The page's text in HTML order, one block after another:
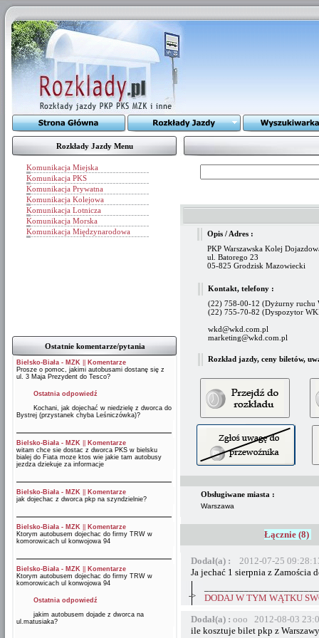
Rozkłady Jazdy Menu
Komunikacja Miejska
Komunikacja PKS
Komunikacja Prywatna
Komunikacja Kolejowa
Komunikacja Lotnicza
Komunikacja Morska
Komunikacja Międzynarodowa
Ostatnie komentarze/pytania
Bielsko-Biała - MZK
Komentarze
Prosze o pomoc, jakimi autobusami dostanę się z
ul. 3 Maja Prezydent do Tesco?
Ostatnia odpowiedź
Kochani, jak dojechać w niedzielę z dworca do
Bystrej (przystanek chyba Leśniczówka)?
Bielsko-Biała - MZK
Komentarze
witam chce sie dostac z dworca PKS w bielsku
bialej do Fiata moze ktos wie jakie tam autobusy
jezdza dziekuje za informacje
Bielsko-Biała - MZK
Komentarze
jak dojechac z dworca pkp na szyndzielnie?
Bielsko-Biała - MZK
Komentarze
Ktorym autobusem dojechac do firmy TRW w
komorowicach ul konwojowa 94
Bielsko-Biała - MZK
Komentarze
Ktorym autobusem dojechac do firmy TRW w
komorowicach ul konwojowa 94
Ostatnia odpowiedź
jakim autobusem dojade z dworca na
ul.matusiaka?
Opis / Adres :
PKP Warszawska Kolej
ul. Batorego 23
05-825 Grodzisk Mazowiecki
Kontakt, telefony :
(22) 758-00-12 (Dyżurny ruchu
(22) 755-70-82 (Dyspozytor
wkd@wkd.com.pl
marketing@wkd.com.pl
Rozkład jazdy, ceny biletów,
Obsługiwane miasta :
Warszawa
Łącznie (8)
Dodał(a) :
2012-07-25
Ja jechać 1 sierpnia z Zamościa
->
DODAJ W TYM WĄTKU
Dodał(a) : ooo 2012-08-03
ile kosztuje bilet pkp z